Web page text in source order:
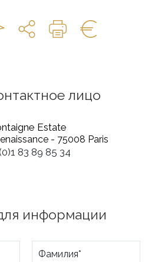
лицо
Estate
- 75008 Paris
83 89 85 34
информации